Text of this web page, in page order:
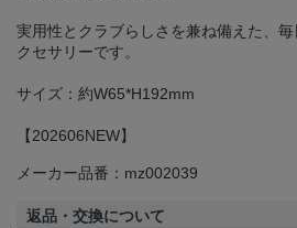
実用性とクラブらしさを兼ね備えた、
クセサリーです。
サイズ：約W65*H192mm
【202606NEW】
メーカー品番：mz002039
返品・交換について